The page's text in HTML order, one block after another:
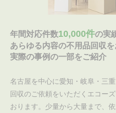
年間対応件数10,000件の実
あらゆる内容の不用品回収を
実際の事例の一部をご紹介
名古屋を中心に愛知・岐阜・三
回収のご依頼をいただくエコー
おります。少量から大量まで、